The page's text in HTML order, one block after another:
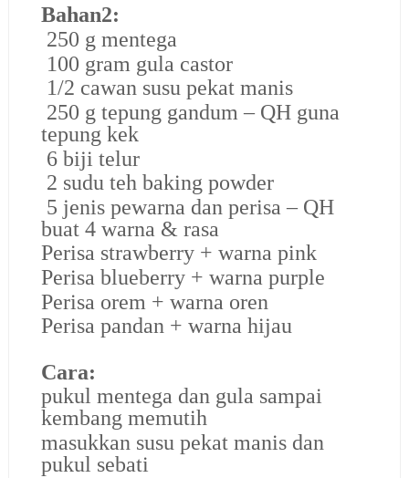
Bahan2:
250 g mentega
100 gram gula castor
1/2 cawan susu pekat manis
250 g tepung gandum – QH guna
tepung kek
6 biji telur
2 sudu teh baking powder
5 jenis pewarna dan perisa – QH
buat 4 warna & rasa
Perisa strawberry + warna pink
Perisa blueberry + warna purple
Perisa orem + warna oren
Perisa pandan + warna hijau
Cara:
pukul mentega dan gula sampai
kembang memutih
masukkan susu pekat manisdan
pukul sebati